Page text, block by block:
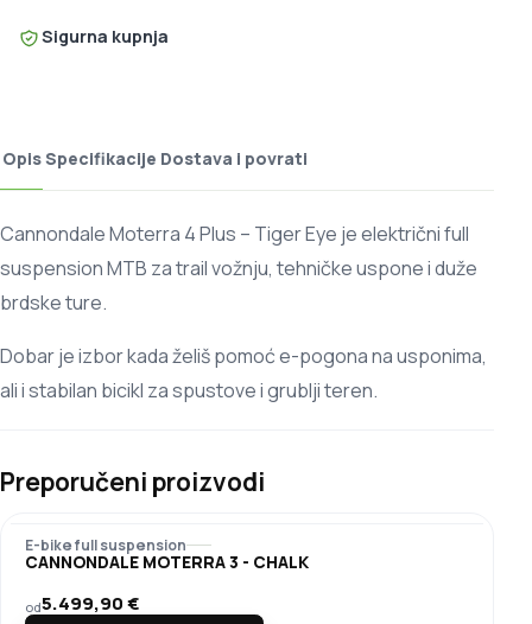
Sigurna kupnja
OpisSpecifikacije Dostava i povrati
Cannondale Moterra 4 Plus – Tiger Eye je električni full
suspension MTB za trail vožnju, tehničke uspone i duže
brdske ture.
Dobar je izbor kada želiš pomoć e-pogona na usponima,
ali i stabilan bicikl za spustove i grublji teren.
Preporučeni proizvodi
E-bike full suspension
CANNONDALE MOTERRA 3 - CHALK
od5.499,90€